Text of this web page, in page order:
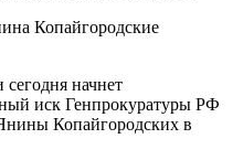
Копайгородские
начнет
иск Генпрокуратуры РФ
Копайгородских в